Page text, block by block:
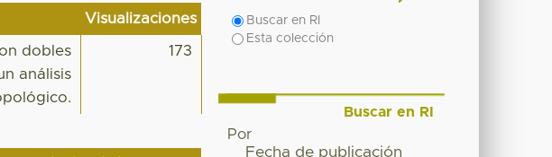
Visualizaciones
dobles
análisis
173
Buscar en RI
Esta colección
Buscar en RI
Por
Fecha de publicación